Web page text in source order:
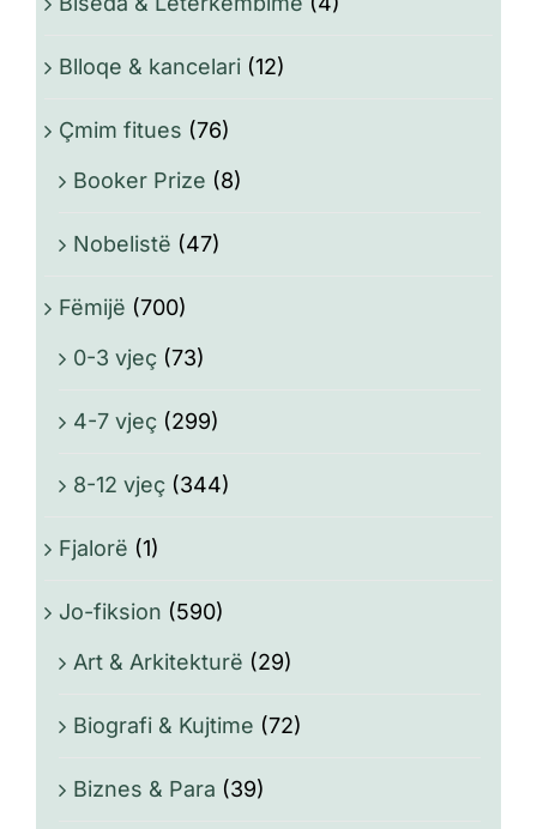
Blloqe & kancelari (12)
Çmim fitues (76)
Booker Prize (8)
Nobelistë (47)
Fëmijë (700)
0-3 vjeç (73)
4-7 vjeç (299)
8-12 vjeç (344)
Fjalorë (1)
Jo-fiksion (590)
Art & Arkitekturë (29)
Biografi & Kujtime (72)
Biznes & Para (39)